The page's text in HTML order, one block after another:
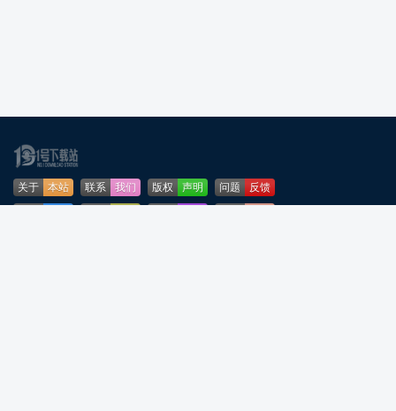
关于 本站 联系 我们 版权 声明 问题
反馈